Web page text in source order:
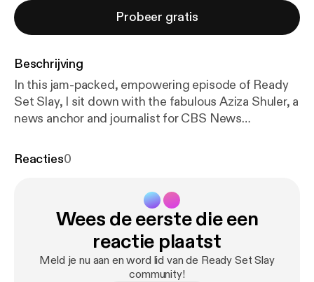
Probeer gratis
Beschrijving
In this jam-packed, empowering episode of Ready
Set Slay, I sit down with the fabulous Aziza Shuler, a
news anchor and journalist for CBS News
living out her lifelong dream of becoming a reporter
eczema, her path to self-acceptance, and her
expert tips for perfecting an on-camera makeup
routine. Tune in for an inspiring conversation about
resilience, ambition, and authenticity with Aziza
Shuler. Don't miss it!
Reacties0
Wees de eerste die een
reactie plaatst
Meld je nu aan en word lid van de Ready Set Slay
community!